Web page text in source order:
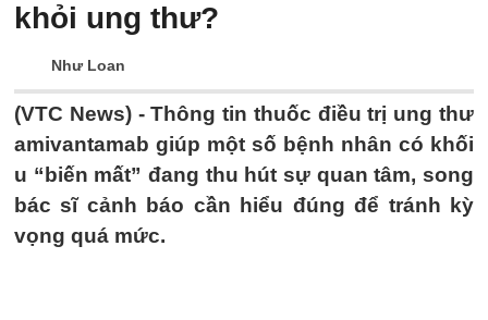
khỏi ung thư?
Như Loan
(VTC News) -Thông tin thuốc điều trị ung thư
amivantamab giúp một số bệnh nhân có khối
u “biến mất” đang thu hút sự quan tâm, song
bác sĩ cảnh báo cần hiểu đúng để tránh kỳ
vọng quá mức.